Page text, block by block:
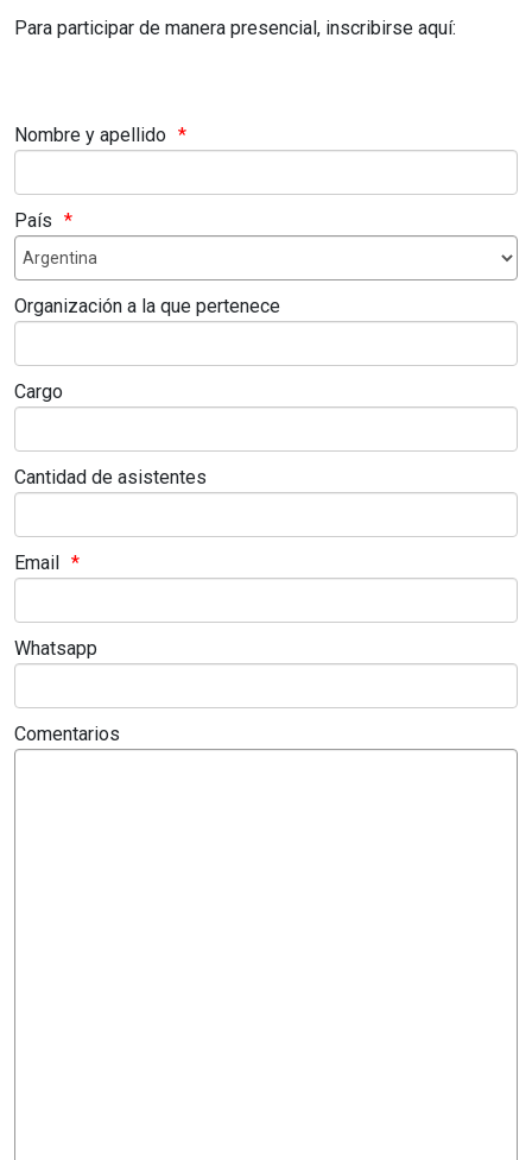
Para participar de manera presencial, inscribirse aquí:
Nombre y apellido
País
Organización a la que pertenece
Cargo
Cantidad de asistentes
Email
Whatsapp
Comentarios